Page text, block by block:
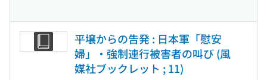
平壌からの告発 : 日本軍「慰安
婦」・強制連行被害者の叫び (風
媒社ブックレット ; 11)